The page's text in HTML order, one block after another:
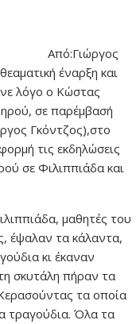
Από:Γιώργος
έναρξη και
λόγο ο Κώστας
σε παρέμβασή
Γκόντζος),στο
τις εκδηλώσεις
σε Φιλιππιάδα και
μαθητές του
έψαλαν τα κάλαντα,
κι έκαναν
σκυτάλη πήραν τα
τα οποία
τραγούδια. Όλα τα